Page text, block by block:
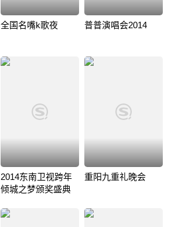
全国名嘴k歌夜 普普演唱会2014
2014东南卫视跨年
倾城之梦颁奖盛典
重阳九重礼晚会